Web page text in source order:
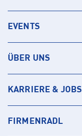
EVENTS
ÜBER UNS
KARRIERE & JOBS
FIRMENRADL